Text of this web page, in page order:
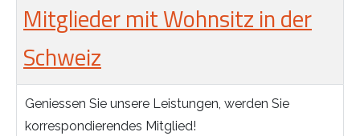
Mitglieder mit Wohnsitz in der
Schweiz
Geniessen Sie unsere Leistungen, werden Sie
korrespondierendes Mitglied!